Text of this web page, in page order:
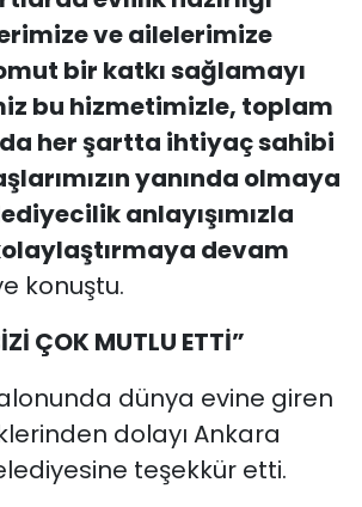
ve ailelerimize
bir katkı sağlamayı
bu hizmetimizle, toplam
her şartta ihtiyaç sahibi
yanında olmaya
anlayışımızla
devam
konuştu.
ÇOK MUTLU ETTİ”
dünya evine giren
dolayı Ankara
teşekkür etti.